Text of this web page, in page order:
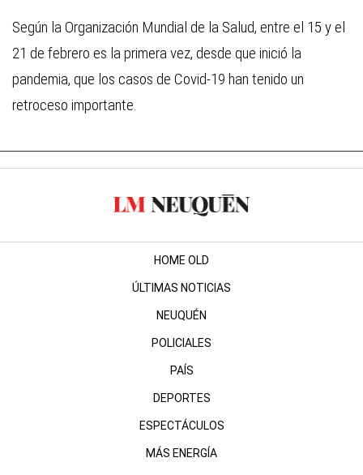
Según la Organización Mundial de la Salud, entre el 15 y el
21 de febrero es la primera vez, desde que inició la
pandemia, que los casos de Covid-19 han tenido un
retroceso importante.
HOME OLD
ÚLTIMAS NOTICIAS
NEUQUÉN
POLICIALES
PAÍS
DEPORTES
ESPECTÁCULOS
MÁS ENERGÍA